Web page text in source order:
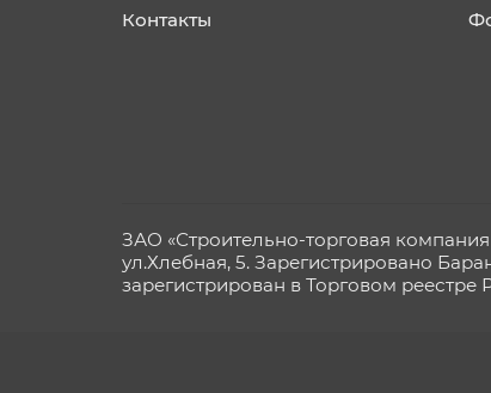
Контакты
ЗАО «Строительно-торговая
ул.Хлебная, 5. Зарегистрировано
зарегистрирован в Торговом реестре